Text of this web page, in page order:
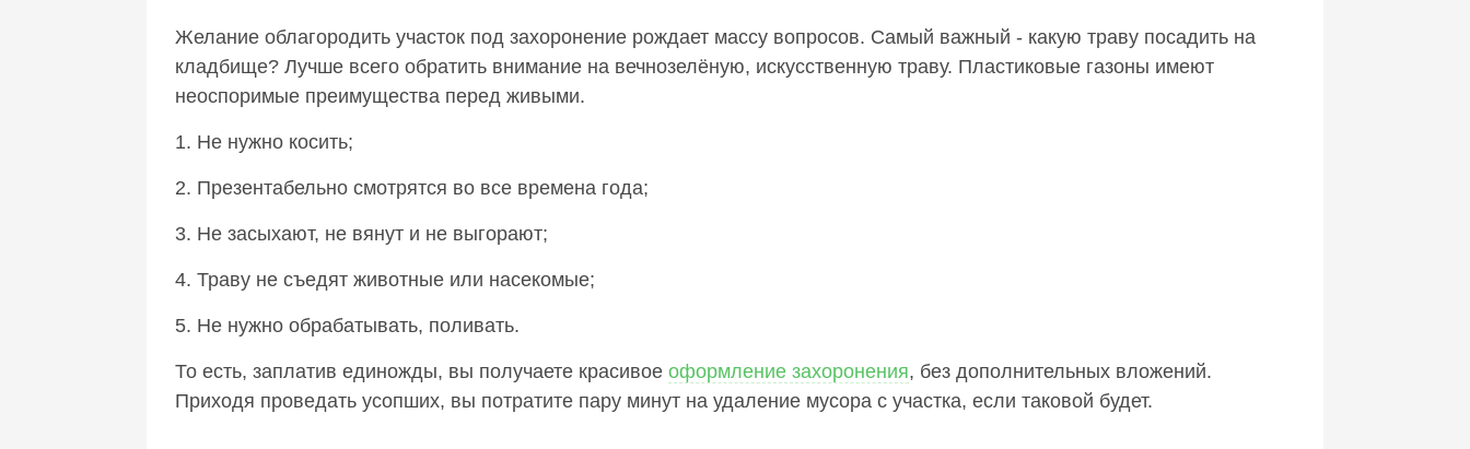
Желание облагородить участок под захоронение рождает массу вопросов. Самый важный - какую траву посадить на
кладбище? Лучше всего обратить внимание на вечнозелёную, искусственную траву. Пластиковые газоны имеют
неоспоримые преимущества перед живыми.
1. Не нужно косить;
2. Презентабельно смотрятся во все времена года;
3. Не засыхают, не вянут и не выгорают;
4. Траву не съедят животные или насекомые;
5. Не нужно обрабатывать, поливать.
То есть, заплатив единожды, вы получаете красивое оформление захоронения, без дополнительных вложений.
Приходя проведать усопших, вы потратите пару минут на удаление мусора с участка, если таковой будет.